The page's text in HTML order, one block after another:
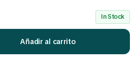
In Stock
Añadir al carrito